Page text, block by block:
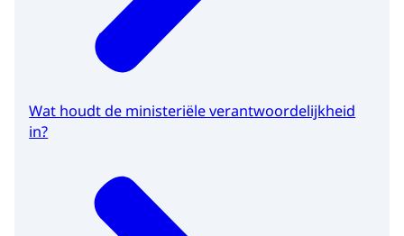
Wat houdt de ministeriële verantwoordelijkheid
in?